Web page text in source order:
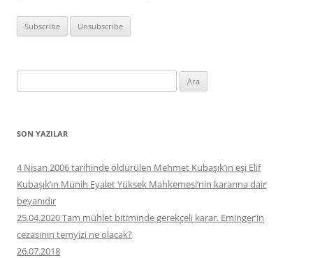
SON YAZILAR
4 Nisan 2006 tarihinde öldürülen Mehmet Kubaşık’ın eşi Elif
Kubaşık’ın Münih Eyalet Yüksek Mahkemesi’nin kararına dair
beyanıdır
25.04.2020 Tam mühlet bitiminde gerekçeli karar. Eminger’in
cezasının temyizi ne olacak?
26.07.2018